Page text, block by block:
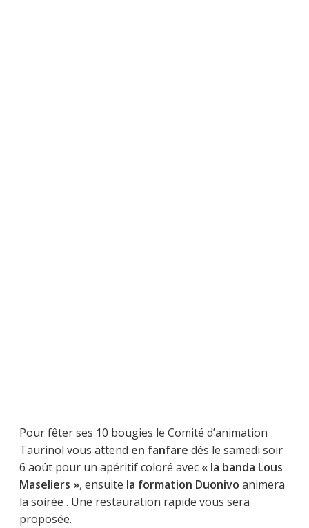
Pour fêter ses 10 bougies le Comité d’animation
Taurinol vous attend en fanfare dés le samedi soir
6 août pour un apéritif coloré avec « la banda Lous
Maseliers », ensuite la formation Duonivo animera
la soirée . Une restauration rapide vous sera
proposée.